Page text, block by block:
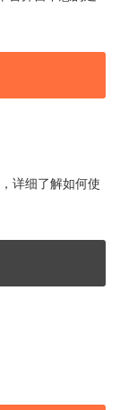
，详细了解如何使